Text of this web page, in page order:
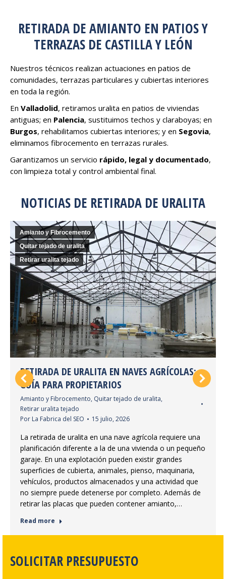
RETIRADA DE AMIANTO EN PATIOS Y
TERRAZAS DE CASTILLA Y LEÓN
Nuestros técnicos realizan actuaciones en patios de
comunidades, terrazas particulares y cubiertas interiores
en toda la región.
En Valladolid, retiramos uralita en patios de viviendas
antiguas; en Palencia, sustituimos techos y claraboyas; en
Burgos, rehabilitamos cubiertas interiores; y en Segovia,
eliminamos fibrocemento en terrazas rurales.
Garantizamos un servicio rápido, legal y documentado,
con limpieza total y control ambiental final.
NOTICIAS DE RETIRADA DE URALITA
Amianto y Fibrocemento
Quitar tejado de uralita
Retirar uralita tejado
RETIRADA DE URALITA EN NAVES AGRÍCOLAS:
GUÍA PARA PROPIETARIOS
Amianto y Fibrocemento, Quitar tejado de uralita,
Retirar uralita tejado
Por La Fabrica del SEO 15 julio, 2026
La retirada de uralita en una nave agrícola requiere una
planificación diferente a la de una vivienda o un pequeño
garaje. En una explotación pueden existir grandes
superficies de cubierta, animales, pienso, maquinaria,
vehículos, productos almacenados y una actividad que
no siempre puede detenerse por completo. Además de
retirar las placas que pueden contener amianto,…
Read more
SOLICITAR PRESUPUESTO